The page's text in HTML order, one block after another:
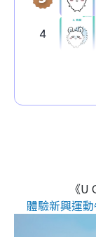
《
體驗新興運